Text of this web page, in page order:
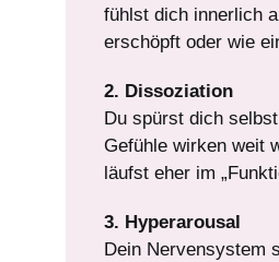
fühlst dich innerlich
erschöpft oder wie
2. Dissoziation
Du spürst dich
Gefühle wirken weit
läufst eher im
3. Hyperarousal
Dein Nervensystem